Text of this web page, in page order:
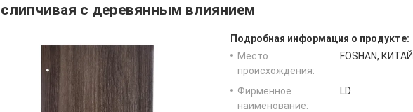
слипчивая с деревянным влиянием
Подробная информация о продукте:
Место
происхождения:
FOSHAN, КИТАЙ
Фирменное
наименование:
LD